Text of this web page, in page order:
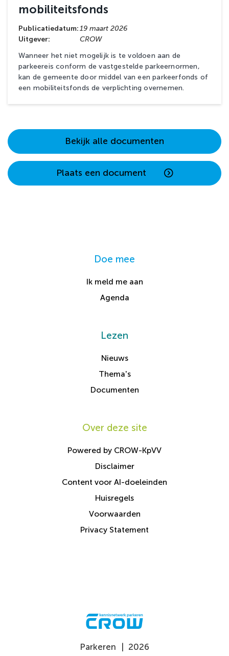
mobiliteitsfonds
Publicatiedatum:19 maart 2026
Uitgever:
CROW
Wanneer het niet mogelijk is te voldoen aan de
parkeereis conform de vastgestelde parkeernormen,
kan de gemeente door middel van een parkeerfonds of
een mobiliteitsfonds de verplichting overnemen.
Bekijk alle documenten
Plaats een document
Doe mee
Ik meld me aan
Agenda
Lezen
Nieuws
Thema's
Documenten
Over deze site
Powered by CROW-KpVV
Disclaimer
Content voor AI-doeleinden
Huisregels
Voorwaarden
Privacy Statement
Parkeren 2026